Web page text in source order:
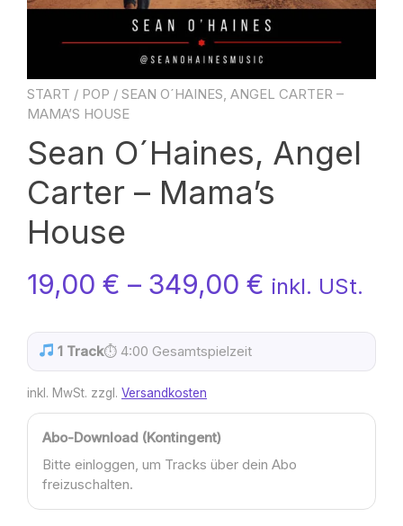
START / POP / SEAN O´HAINES, ANGEL CARTER –
MAMA’S HOUSE
Sean O´Haines, Angel
Carter – Mama’s
House
19,00 € – 349,00 € inkl. USt.
1 Track⏱ 4:00 Gesamtspielzeit
inkl. MwSt. zzgl. Versandkosten
Abo-Download (Kontingent)
Bitte einloggen, um Tracks über dein Abo
freizuschalten.